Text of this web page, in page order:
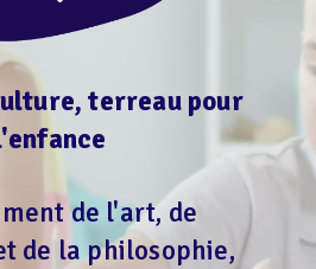
terreau pour
de l'art, de
de la philosophie,